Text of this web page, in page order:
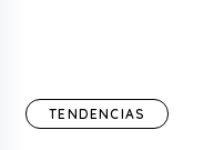
TENDENCIAS